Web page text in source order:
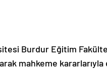
Burdur Eğitim
mahkeme kararlarıyla